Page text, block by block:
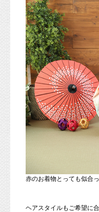
赤のお着物とっても似合
ヘアスタイルもご希望に